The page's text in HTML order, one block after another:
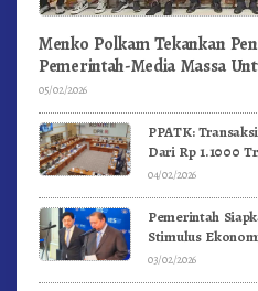
Menko Polkam Tekankan
Pemerintah-Media Massa
05/02/2026
PPATK:
Dari Rp 1.1000
04/02/2026
Pemerintah
Stimulus
03/02/2026